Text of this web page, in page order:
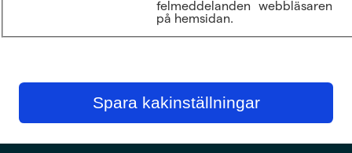
felmeddelanden
på hemsidan.
webbläsaren
Spara kakinställningar